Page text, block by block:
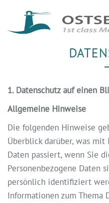
1. Datenschutz auf einen
Allgemeine Hinweise
Die folgenden Hinweise
Überblick darüber, was mit
Daten passiert, wenn Sie
Personenbezogene Daten
persönlich identifiziert
Informationen zum Thema